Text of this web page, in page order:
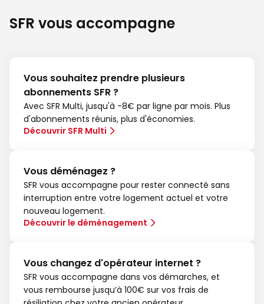
SFR vous accompagne
Vous souhaitez prendre plusieurs
abonnements SFR ?
Avec SFR Multi, jusqu'à -8€ par ligne par mois. Plus
d'abonnements réunis, plus d'économies.
Découvrir SFR Multi
Vous déménagez ?
SFR vous accompagne pour rester connecté sans
interruption entre votre logement actuel et votre
nouveau logement.
Découvrir le déménagement
Vous changez d'opérateur internet ?
SFR vous accompagne dans vos démarches, et
vous rembourse jusqu’à 100€ sur vos frais de